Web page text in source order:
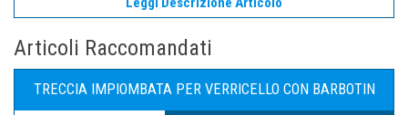
Articoli Raccomandati
CONNETTORE SPINA STAGNA 3POLI 5A